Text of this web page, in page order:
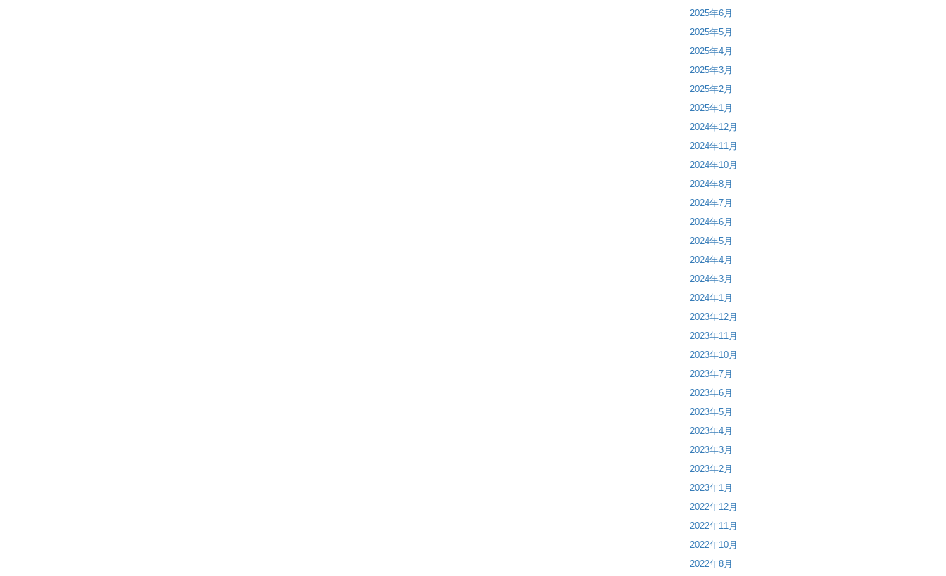
2025年6月
2025年5月
2025年4月
2025年3月
2025年2月
2025年1月
2024年12月
2024年11月
2024年10月
2024年8月
2024年7月
2024年6月
2024年5月
2024年4月
2024年3月
2024年1月
2023年12月
2023年11月
2023年10月
2023年7月
2023年6月
2023年5月
2023年4月
2023年3月
2023年2月
2023年1月
2022年12月
2022年11月
2022年10月
2022年8月